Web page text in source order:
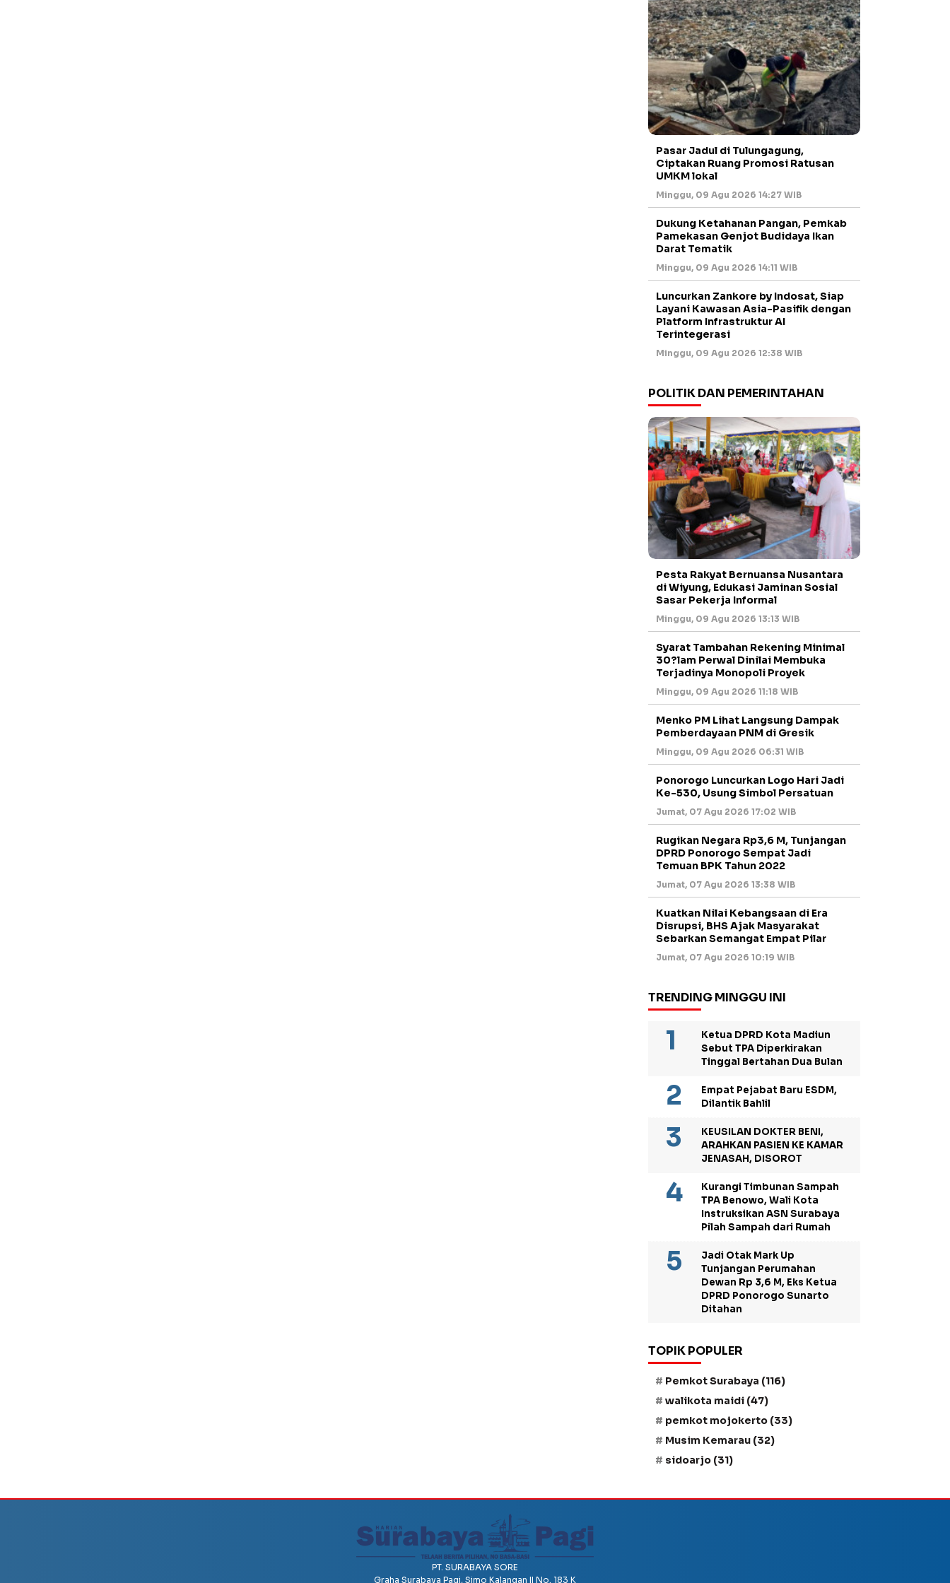
Pasar Jadul di Tulungagung,
Ciptakan Ruang Promosi Ratusan
UMKM lokal
Minggu, 09 Agu 2026 14:27 WIB
Dukung Ketahanan Pangan, Pemkab
Pamekasan Genjot Budidaya Ikan
Darat Tematik
Minggu, 09 Agu 2026 14:11 WIB
Luncurkan Zankore by Indosat, Siap
Layani Kawasan Asia-Pasifik dengan
Platform Infrastruktur AI
Terintegerasi
Minggu, 09 Agu 2026 12:38 WIB
POLITIK DAN PEMERINTAHAN
Pesta Rakyat Bernuansa Nusantara
di Wiyung, Edukasi Jaminan Sosial
Sasar Pekerja Informal
Minggu, 09 Agu 2026 13:13 WIB
Syarat Tambahan Rekening Minimal
30?lam Perwal Dinilai Membuka
Terjadinya Monopoli Proyek
Minggu, 09 Agu 2026 11:18 WIB
Menko PM Lihat Langsung Dampak
Pemberdayaan PNM di Gresik
Minggu, 09 Agu 2026 06:31 WIB
Ponorogo Luncurkan Logo Hari Jadi
Ke-530, Usung Simbol Persatuan
Jumat, 07 Agu 2026 17:02 WIB
Rugikan Negara Rp3,6 M, Tunjangan
DPRD Ponorogo Sempat Jadi
Temuan BPK Tahun 2022
Jumat, 07 Agu 2026 13:38 WIB
Kuatkan Nilai Kebangsaan di Era
Disrupsi, BHS Ajak Masyarakat
Sebarkan Semangat Empat Pilar
Jumat, 07 Agu 2026 10:19 WIB
TRENDING MINGGU INI
Ketua DPRD Kota Madiun
Sebut TPA Diperkirakan
Tinggal Bertahan Dua Bulan
Empat Pejabat Baru ESDM,
Dilantik Bahlil
KEUSILAN DOKTER BENI,
ARAHKAN PASIEN KE KAMAR
JENASAH, DISOROT
Kurangi Timbunan Sampah
TPA Benowo, Wali Kota
Instruksikan ASN Surabaya
Pilah Sampah dari Rumah
Jadi Otak Mark Up
Tunjangan Perumahan
Dewan Rp 3,6 M, Eks Ketua
DPRD Ponorogo Sunarto
Ditahan
TOPIK POPULER
Pemkot Surabaya (116)
walikota maidi (47)
pemkot mojokerto (33)
Musim Kemarau (32)
sidoarjo (31)
PT. SURABAYA SORE
Graha Surabaya Pagi, Simo Kalangan II No. 183 K